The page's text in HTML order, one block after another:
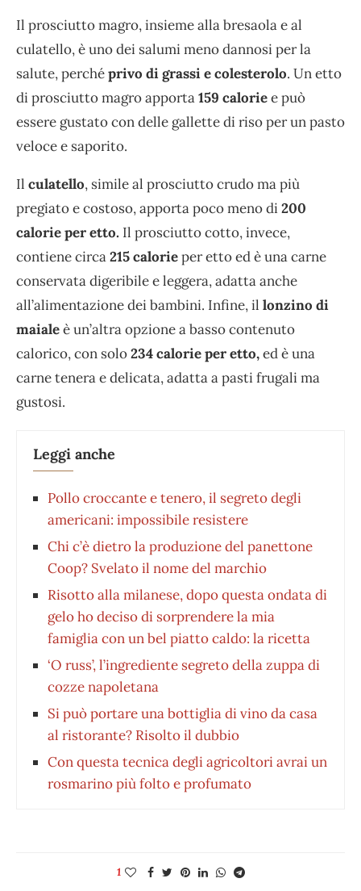
Il prosciutto magro, insieme alla bresaola e al
culatello, è uno dei salumi meno dannosi per la
salute, perchéprivo di grassi e colesterolo. Un etto
di prosciutto magro apporta159 caloriee può
essere gustato con delle gallette di riso per un pasto
veloce e saporito.
Il culatello, simile al prosciutto crudo ma più
pregiato e costoso, apporta poco meno di200
calorie per etto. Il prosciutto cotto, invece,
contiene circa215 calorieper etto ed è una carne
conservata digeribile e leggera, adatta anche
all’alimentazione dei bambini. Infine, il lonzino di
maialeè un’altra opzione a basso contenuto
calorico, con solo234 calorie per etto,ed è una
carne tenera e delicata, adatta a pasti frugali ma
gustosi.
Leggi anche
Pollo croccante e tenero, il segreto degli
americani: impossibile resistere
Chi c’è dietro la produzione del panettone
Coop? Svelato il nome del marchio
Risotto alla milanese, dopo questa ondata di
gelo ho deciso di sorprendere la mia
famiglia con un bel piatto caldo: la ricetta
‘O russ’, l’ingrediente segreto della zuppa di
cozze napoletana
Si può portare una bottiglia di vino da casa
al ristorante? Risolto il dubbio
Con questa tecnica degli agricoltori avrai un
rosmarino più folto e profumato
1